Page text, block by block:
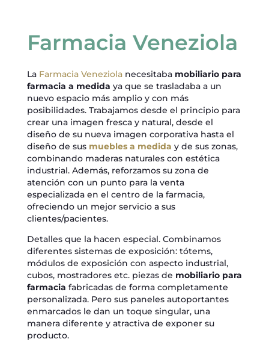
Farmacia Veneziola
La Farmacia Veneziolanecesitaba mobiliario para
farmacia a medida ya que se trasladaba a un
nuevo espacio más amplio y con más
posibilidades. Trabajamos desde el principio para
crear una imagen fresca y natural, desde el
diseño de su nueva imagen corporativa hasta el
diseño de sus muebles a medida y de sus zonas,
combinando maderas naturales con estética
industrial. Además, reforzamos su zona de
atención con un punto para la venta
especializada en el centro de la farmacia,
ofreciendo un mejor servicio a sus
clientes/pacientes.
Detalles que la hacen especial. Combinamos
diferentes sistemas de exposición: tótems,
módulos de exposición con aspecto industrial,
cubos, mostradores etc. piezas de mobiliario para
farmacia fabricadas de forma completamente
personalizada. Pero sus paneles autoportantes
enmarcados le dan un toque singular, una
manera diferente y atractiva de exponer su
producto.